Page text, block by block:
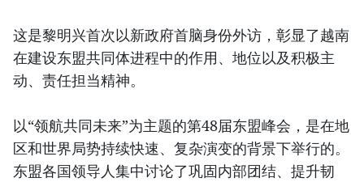
这是黎明兴首次以新政府首脑身份外访，彰显了越南
在建设东盟共同体进程中的作用、地位以及积极主
动、责任担当精神。
以“领航共同未来”为主题的第48届东盟峰会，是在地
区和世界局势持续快速、复杂演变的背景下举行的。
东盟各国领导人集中讨论了巩固内部团结、提升韧